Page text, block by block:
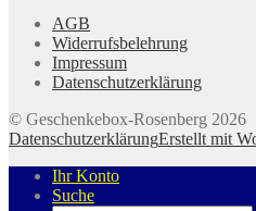
AGB
Widerrufsbelehrung
Impressum
Datenschutzerklärung
© Geschenkebox-Rosenberg 2026
DatenschutzerklärungErstellt mit
Ihr Konto
Suche